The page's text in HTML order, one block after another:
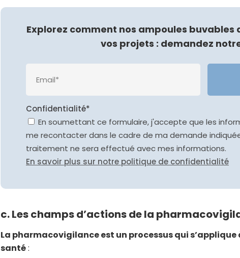
Explorez comment nos ampoules
vos projets : demandez
Veuillez
Confidentialité*
En soumettant ce formulaire, j'accepte que les
me recontacter dans le cadre de ma demande
traitement ne sera effectué avec mes informations.
En savoir plus sur notre politique de confidentialité
c. Les champs d’actions de la
La pharmacovigilance est un processus qui
santé: